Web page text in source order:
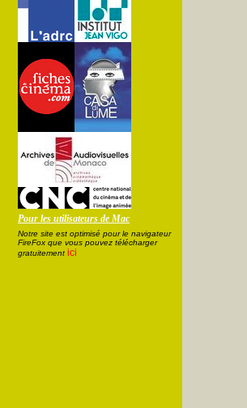
Pour les utilisateurs de Mac
Notre site est optimisé pour le navigateur
FireFox que vous pouvez télécharger
gratuitement ici